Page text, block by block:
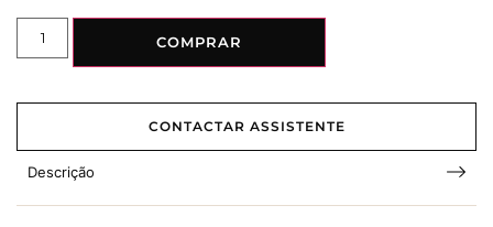
COMPRAR
CONTACTAR ASSISTENTE
Descrição